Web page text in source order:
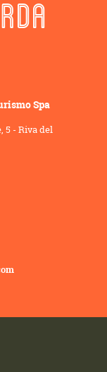
Spa
5 - Riva del